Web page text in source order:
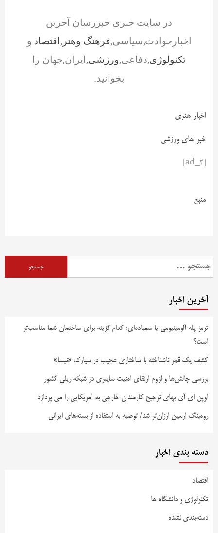
در سایت خبری خبررسان آخرین
اخبارحوادث,سیاسی,فرهنگ وهنر ,اقتصاد و
تکنولوژی,دفاعی,ورزشی,ایران,جهان را
بخوانید.
اخبار هنری
خبر های ورزشی
منبع
آخرین اخبار
ترمز پله آلومینیومی یا سمباده‌ای؛ کدام گزینه برای ساختمان شما مناسب‌تر
است؟
کشف یک قمر ناشناخته با ساختاری عجیب در سیارک «نیسا»
بررسی چالش‌ها و لزوم ارتقای امنیت سایبری در شبکه ریلی کشور
اوپن ای آی بهای ترجیح کارمندان خارجی به آمریکایی را می پردازد
رومینگ اربعین ارزان‌تر شد/ توصیه به استفاده از بسته‌های ایرانی
دسته بندی اخبار
اقتصاد
تکنولوژی و دانشگاه ها
دسته‌بندی نشده